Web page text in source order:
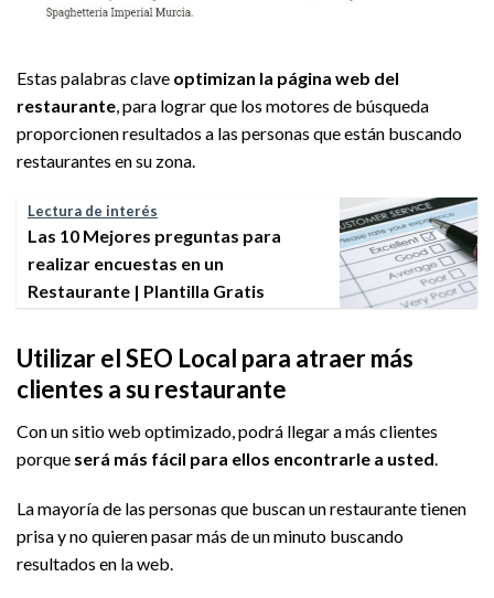
Estas palabras clave optimizan la página web del
restaurante , para lograr que los motores de búsqueda
proporcionen resultados a las personas que están buscando
restaurantes en su zona.
Lectura de interés
Las 10 Mejores preguntas para
realizar encuestas en un
Restaurante | Plantilla Gratis
Utilizar el SEO Local para atraer más
clientes a su restaurante
Con un sitio web optimizado, podrá llegar a más clientes
porque será más fácil para ellos encontrarle a usted
La mayoría de las personas que buscan un restaurante tienen
prisa y no quieren pasar más de un minuto buscando
resultados en la web.